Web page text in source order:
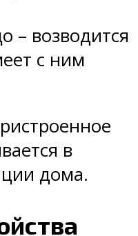
– возводится
с ним
в
дома.